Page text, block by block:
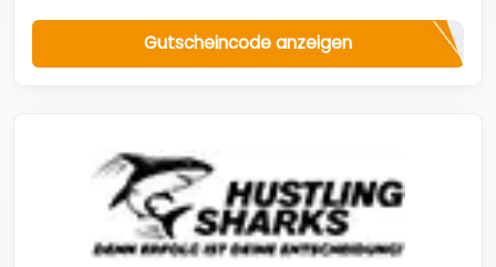
Gutscheincode anzeigen